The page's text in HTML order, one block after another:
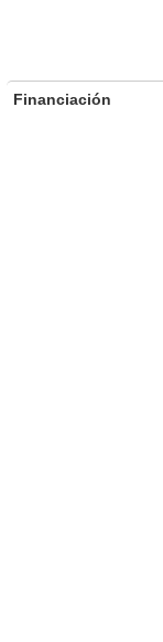
Financiación